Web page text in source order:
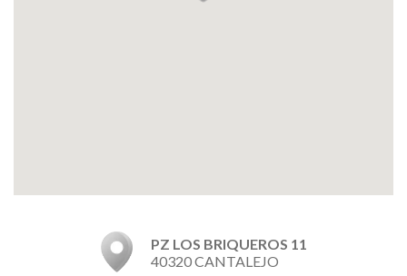
PZ LOS BRIQUEROS 11
40320 CANTALEJO